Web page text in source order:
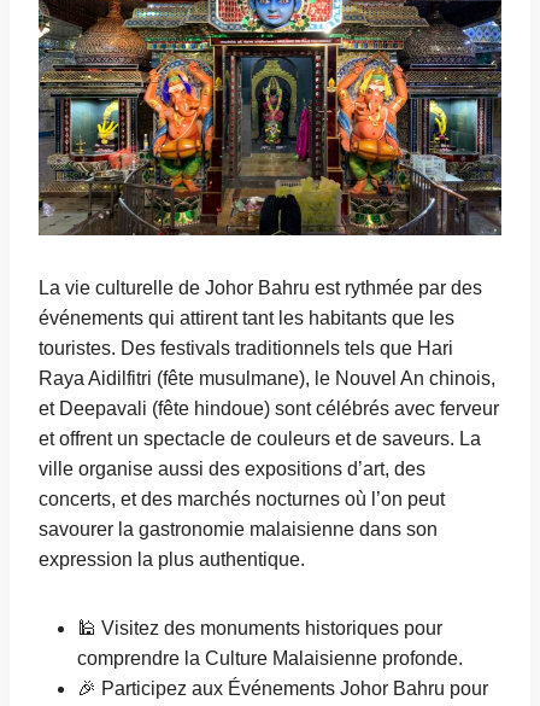
La vie culturelle de Johor Bahru est rythmée par des
événements qui attirent tant les habitants que les
touristes. Des festivals traditionnels tels que Hari
Raya Aidilfitri (fête musulmane), le Nouvel An chinois,
et Deepavali (fête hindoue) sont célébrés avec ferveur
et offrent un spectacle de couleurs et de saveurs. La
ville organise aussi des expositions d’art, des
concerts, et des marchés nocturnes où l’on peut
savourer la gastronomie malaisienne dans son
expression la plus authentique.
🕌 Visitez des monuments historiques pour
comprendre la Culture Malaisienne profonde.
🎉 Participez aux Événements Johor Bahru pour